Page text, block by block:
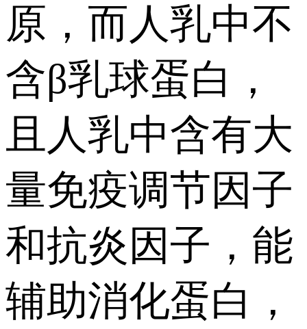
原，而人乳中不
含β乳球蛋白，
且人乳中含有大
量免疫调节因子
和抗炎因子，能
辅助消化蛋白，